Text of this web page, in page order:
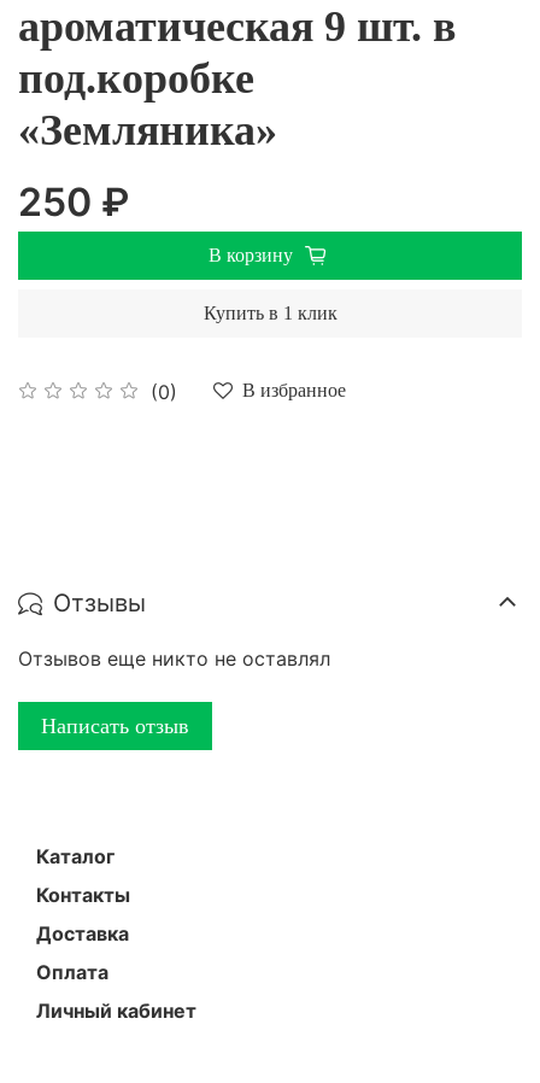
ароматическая 9 шт. в
под.коробке
«Земляника»
(0) В избранное
250 ₽
В корзину
Купить в 1 клик
Отзывы
Отзывов еще никто не оставлял
Написать отзыв
Каталог
Контакты
Доставка
Оплата
Личный кабинет